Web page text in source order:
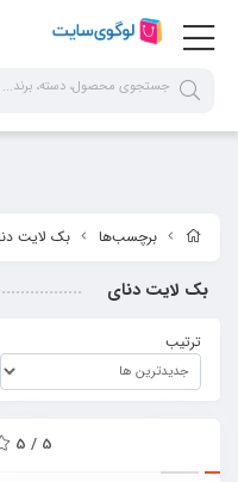
برچسب‌ها بک لایت
بک لایت دنای
ترتیب
5 / 5